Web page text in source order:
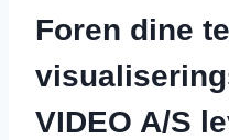
Foren dine
VIDEO A/S